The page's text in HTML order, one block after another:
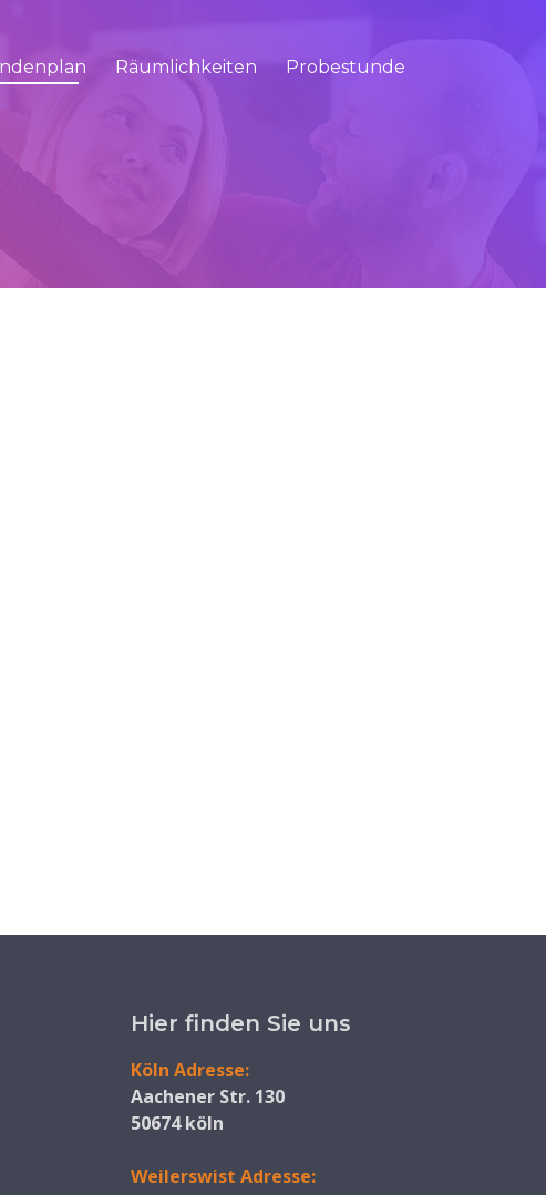
Räumlichkeiten Probestunde
Hier finden Sie uns
Köln Adresse:
Aachener Str. 130
50674 köln
Weilerswist Adresse: